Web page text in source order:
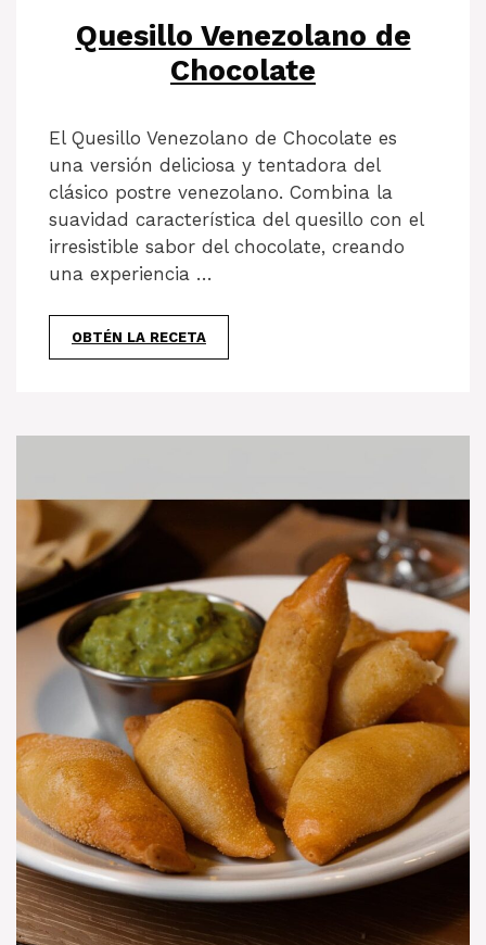
Quesillo Venezolano de
Chocolate
El Quesillo Venezolano de Chocolate es
una versión deliciosa y tentadora del
clásico postre venezolano. Combina la
suavidad característica del quesillo con el
irresistible sabor del chocolate, creando
una experiencia …
OBTÉN LA RECETA